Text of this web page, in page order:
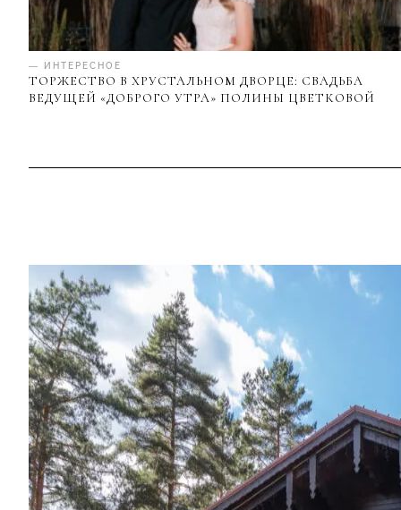
— ИНТЕРЕСНОЕ
ТОРЖЕСТВО В ХРУСТАЛЬНОМ ДВОРЦЕ: СВАДЬБА
ВЕДУЩЕЙ «ДОБРОГО УТРА» ПОЛИНЫ ЦВЕТКОВОЙ